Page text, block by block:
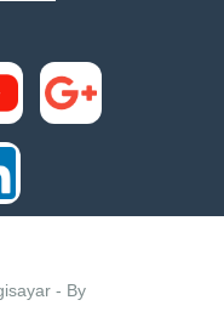
- By